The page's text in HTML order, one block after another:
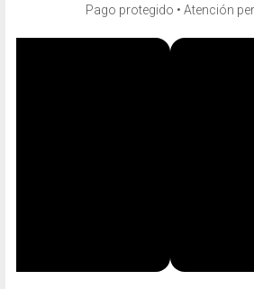
Pago protegido • Atención